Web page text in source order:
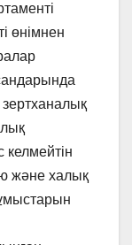
өнімнен
зертханалық
келмейтін
және халық